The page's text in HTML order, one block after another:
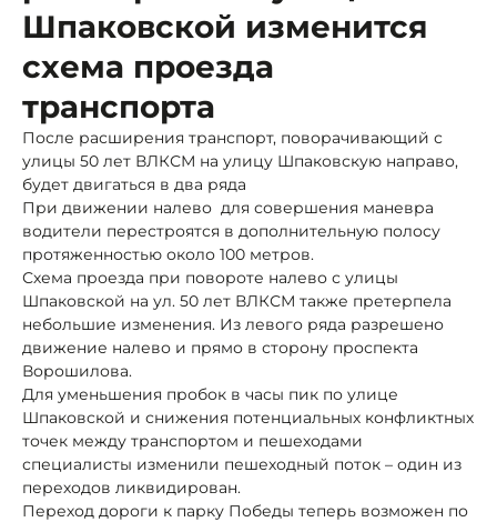
Шпаковской изменится
схема проезда
транспорта
После расширения транспорт, поворачивающий с
улицы 50 лет ВЛКСМ на улицу Шпаковскую направо,
будет двигаться в два ряда
При движении налево для совершения маневра
водители перестроятся в дополнительную полосу
протяженностью около 100 метров.
Схема проезда при повороте налево с улицы
Шпаковской на ул. 50 лет ВЛКСМ также претерпела
небольшие изменения. Из левого ряда разрешено
движение налево и прямо в сторону проспекта
Ворошилова.
Для уменьшения пробок в часы пик по улице
Шпаковской и снижения потенциальных конфликтных
точек между транспортом и пешеходами
специалисты изменили пешеходный поток – один из
переходов ликвидирован.
Переход дороги к парку Победы теперь возможен по